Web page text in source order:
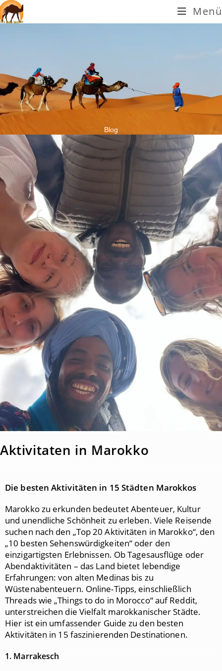
Menü
Blog
Aktivitaten in Marokko
Die besten Aktivitäten in 15 Städten Marokkos
Marokko zu erkunden bedeutet Abenteuer, Kultur
und unendliche Schönheit zu erleben. Viele Reisende
suchen nach den „Top 20 Aktivitäten in Marokko“, den
„10 besten Sehenswürdigkeiten“ oder den
einzigartigsten Erlebnissen. Ob Tagesausflüge oder
Abendaktivitäten – das Land bietet lebendige
Erfahrungen: von alten Medinas bis zu
Wüstenabenteuern. Online-Tipps, einschließlich
Threads wie „Things to do in Morocco“ auf Reddit,
unterstreichen die Vielfalt marokkanischer Städte.
Hier ist ein umfassender Guide zu den besten
Aktivitäten in 15 faszinierenden Destinationen.
1. Marrakesch